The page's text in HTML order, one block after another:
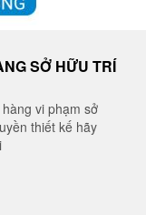
SỞ HỮU TRÍ
vi phạm sở
thiết kế hãy